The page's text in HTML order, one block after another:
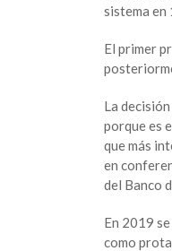
sistema en
El primer
La
porque es
que más
en
del Banco
En 2019
como